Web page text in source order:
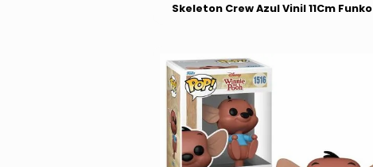
Skeleton Crew Azul Vinil 11Cm Funko